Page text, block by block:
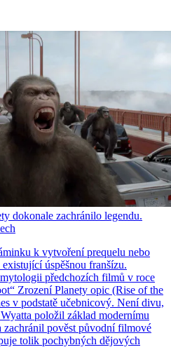
dokonale zachránilo legendu.
k vytvoření prequelu nebo
úspěšnou franšízu.
předchozích filmů v roce
Zrození Planety opic (Rise of the
v podstatě učebnicový. Není divu,
položil základ modernímu
pověst původní filmové
tolik pochybných dějových